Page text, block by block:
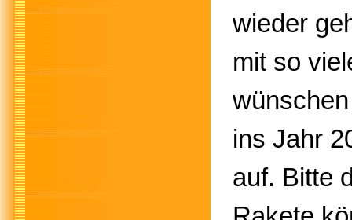
wieder
mit so
ins Jahr
auf. Bitte